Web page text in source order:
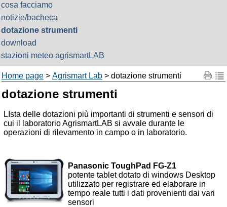
cosa facciamo
notizie/bacheca
dotazione strumenti
download
stazioni meteo agrismartLAB
Home page > Agrismart Lab > dotazione strumenti
dotazione strumenti
LIsta delle dotazioni più importanti di strumenti e sensori di
cui il laboratorio AgrismartLAB si avvale durante le
operazioni di rilevamento in campo o in laboratorio.
Panasonic ToughPad FG-Z1
potente tablet dotato di windows Desktop
utilizzato per registrare ed elaborare in
tempo reale tutti i dati provenienti dai vari
sensori